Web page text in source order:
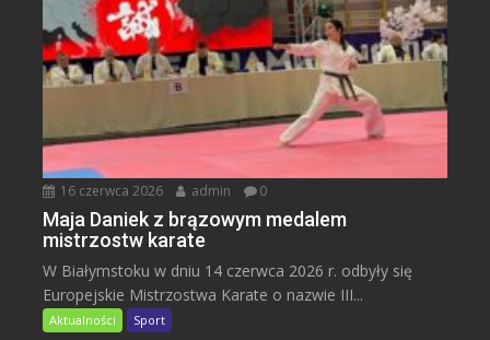
16 czerwca 2026 admin 0
Maja Daniek z brązowym medalem
mistrzostw karate
W Białymstoku w dniu 14 czerwca 2026 r. odbyły się
Europejskie Mistrzostwa Karate o nazwie III...
Aktualności Sport